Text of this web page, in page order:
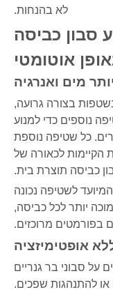
לא בהנחות.
סבון כביסה
אוטומטי
בצורה גרועה,
נוספים כדי למנוע
כל שטיפה נוספת
הקיימות לכאורה של
כביסה תוצרת בית.
לשטיפה נכונה
יותר לכל כביסה,
מרוכזים.
סבוני בר גנריים
או להתנהגות שפכים.